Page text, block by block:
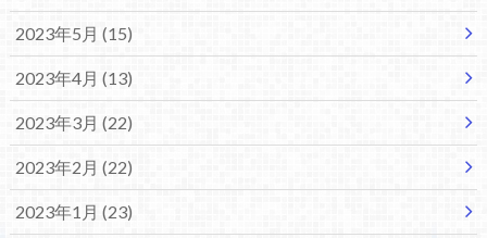
2023年5月 (15)
2023年4月 (13)
2023年3月 (22)
2023年2月 (22)
2023年1月 (23)